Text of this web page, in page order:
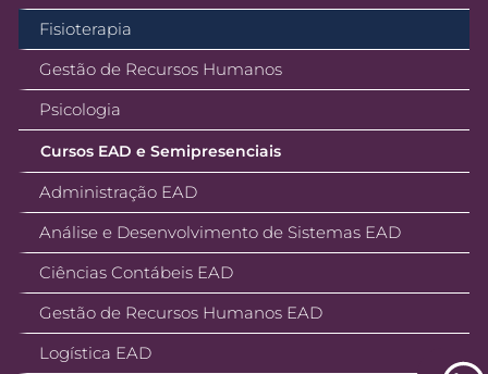
Fisioterapia
Gestão de Recursos Humanos
Psicologia
Cursos EAD e Semipresenciais
Administração EAD
Análise e Desenvolvimento de Sistemas EAD
Ciências Contábeis EAD
Gestão de Recursos Humanos EAD
Logística EAD